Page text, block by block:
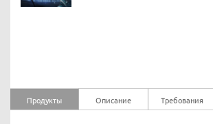
Продукты Описание Требования